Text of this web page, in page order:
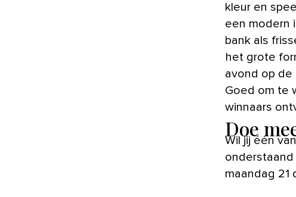
kleur en
een modern
bank als
het grote
avond op de
Goed om te
winnaars
Doe
Wil jij één
onderstaand
maandag 21